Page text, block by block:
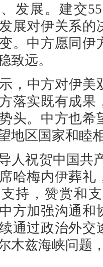
发展。建交
展对伊关系
。中方愿同
致远。
，中方对伊美
落实既有成果
头。中方也希
地区国家和睦
人祝贺中国共
哈梅内伊葬礼
持，赞赏和
方加强沟通和
通过政治外交
木兹海峡问题